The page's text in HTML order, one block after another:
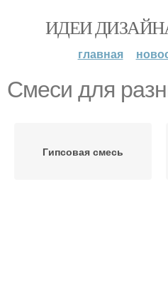
ИДЕИ
главная
Смеси для
Гипсовая смесь